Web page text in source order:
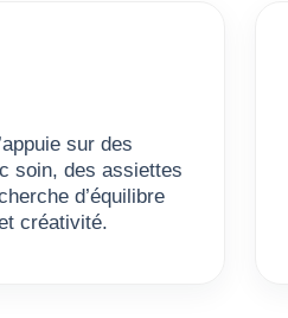
sur des
soin, des assiettes
d’équilibre
créativité.